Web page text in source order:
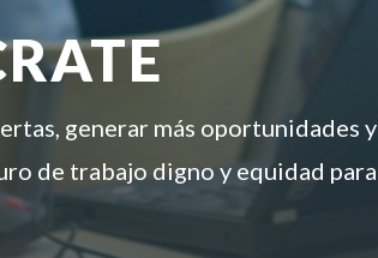
generar más oportunidades y
de trabajo digno y equidad para